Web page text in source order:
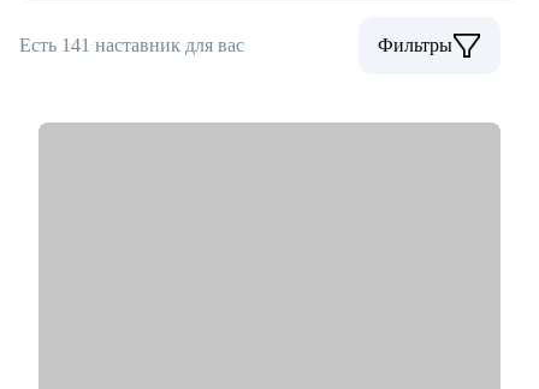
Есть 141 наставник для вас Фильтры